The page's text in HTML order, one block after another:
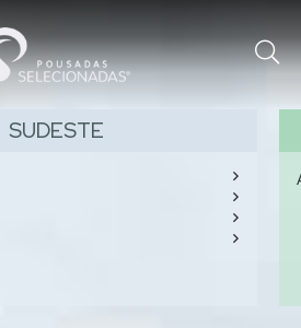
SUDESTE